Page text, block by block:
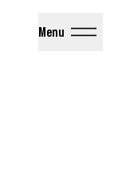
Menu